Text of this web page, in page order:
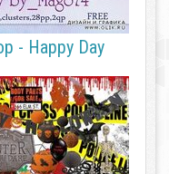
- Happy Day